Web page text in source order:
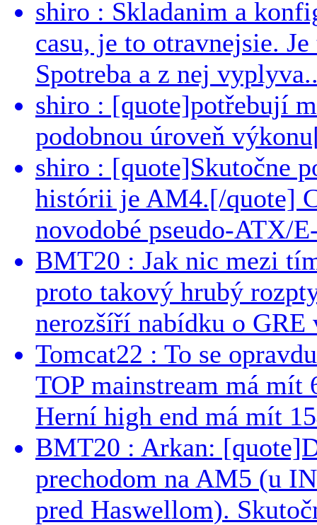
shiro : Skladanim a
casu, je to otravnejsie.
Spotreba a z nej
shiro : [quote]potřebují
podobnou úroveň
shiro : [quote]Skutočne
histórii je AM4.[/quote]
novodobé pseudo-ATX/
BMT20 : Jak nic mezi
proto takový hrubý
nerozšíří nabídku o GRE
Tomcat22 : To se
TOP mainstream má
Herní high end má mít
BMT20 : Arkan:
prechodom na AM5 (u
pred Haswellom).